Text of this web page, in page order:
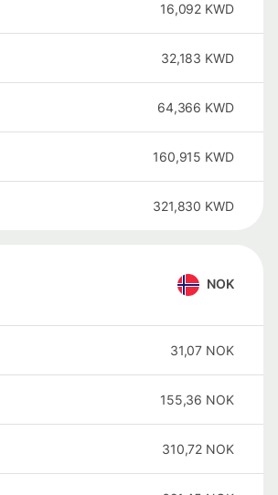
16,092 KWD
32,183 KWD
64,366 KWD
160,915 KWD
321,830 KWD
NOK
31,07 NOK
155,36 NOK
310,72 NOK